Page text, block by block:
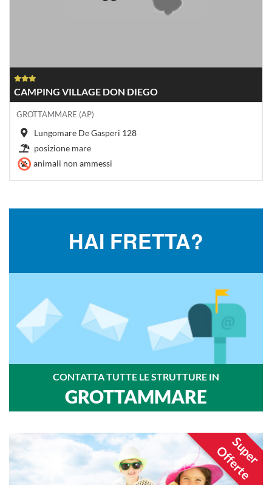
CAMPING VILLAGE DON DIEGO
GROTTAMMARE (AP)
Lungomare De Gasperi 128
posizione mare
animali non ammessi
HAI FRETTA?
CONTATTA TUTTE LE STRUTTURE IN
GROTTAMMARE
Super
Offerte